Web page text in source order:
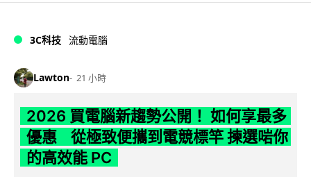
3C科技 流動電腦
Lawton 21 小時
2026 買電腦新趨勢公開！ 如何享最多
優惠 從極致便攜到電競標竿 揀選啱你
的高效能 PC